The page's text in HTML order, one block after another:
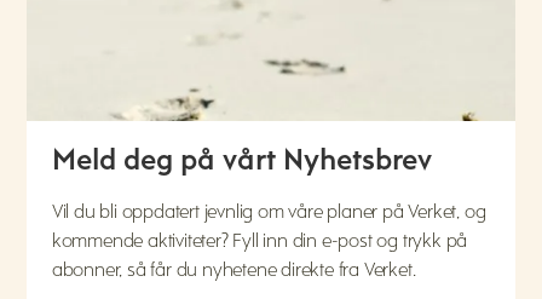
Meld deg på vårt Nyhetsbrev
Vil du bli oppdatert jevnlig om våre planer på Verket, og
kommende aktiviteter? Fyll inn din e-post og trykk på
abonner, så får du nyhetene direkte fra Verket.